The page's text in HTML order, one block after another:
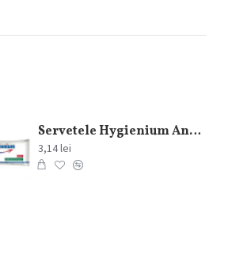
Servetele Hygienium Antibacteriene/Dezinfectante 15 buc
3,14 lei